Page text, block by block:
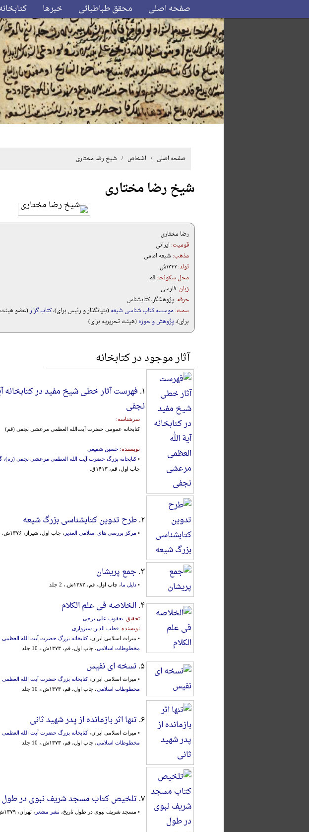
صفحه اصلی محقق طباطبائی خبرها
صفحه اصلی / اشخاص / شیخ رضا مختاری
شیخ رضا مختاری
رضا مختاری
قومیت:ایرانی
مذهب: شیعه امامی
تولد:۱۳۴۲ش.
محل سکونت:قم
زبان:فارسی
حرفه: پژوهشگر، کتابشناس
سمت:موسسه کتاب شناسی شیعه(بنیانگذار و رئیس برای)،کتاب گزار(عضو هیئت
برای)،پژوهش و حوزه(هيئت تحريريه برای)
آثار موجود در کتابخانه
۱. فهرست آثار خطی شیخ مفید در کتابخانه
نجفی
سرشناسه:
کتابخانه عمومی حضرت آیت‌الله العظمی مرعشی نجفی (قم)
نویسنده: حسین شفیعی
•کتابخانه بزرگ حضرت آیت الله العظمی مرعشی نجفی (ره)،
چاپ اول، قم، ۱۴۱۳ق.
۲. طرح تدوین کتابشناسی بزرگ شیعه
• مرکز بررسی های اسلامی الغدیر ، چاپ اول، شیراز، ۱۳۷۶ش.
۳. جمع پریشان
• دلیل ما، چاپ اول، قم، ۱۳۸۲ش.، 2 جلد
۴. الخلاصه فی علم الکلام
تحقیق: یعقوب علی برجی
نویسنده: قطب الدین سبزواری
• میراث اسلامی ایران،کتابخانه بزرگ حضرت آیت الله
مخطوطات اسلامی، چاپ اول، قم، ۱۳۷۳ش.، 10 جلد
۵. نسخه ای نفیس
• میراث اسلامی ایران،کتابخانه بزرگ حضرت آیت الله
مخطوطات اسلامی، چاپ اول، قم، ۱۳۷۳ش.، 10 جلد
۶. تنها اثر بازمانده از پدر شهید ثانی
• میراث اسلامی ایران،کتابخانه بزرگ حضرت آیت الله
مخطوطات اسلامی، چاپ اول، قم، ۱۳۷۳ش.، 10 جلد
۷. تلخیص کتاب مسجد شریف نبوی در طول
• مسجد شریف نبوی در طول تاریخ، نشر مشعر ، تهران، ۱۳۷۹ش.